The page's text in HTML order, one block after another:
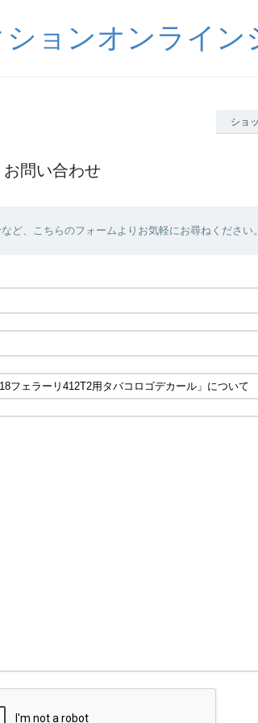
ョンオンライン
ショ
お問い合わせ
ど、こちらのフォームよりお気軽にお尋ねください。